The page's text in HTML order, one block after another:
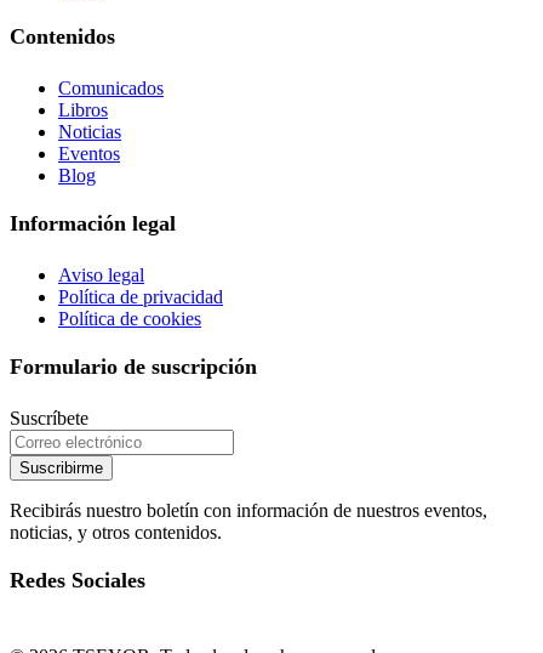
Contenidos
Comunicados
Libros
Noticias
Eventos
Blog
Información legal
Aviso legal
Política de privacidad
Política de cookies
Formulario de suscripción
Suscríbete
Suscribirme
Recibirás nuestro boletín con información de nuestros eventos,
noticias, y otros contenidos.
Redes Sociales